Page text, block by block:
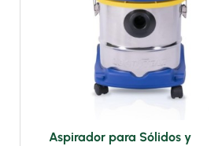
Aspirador para Sólidos y